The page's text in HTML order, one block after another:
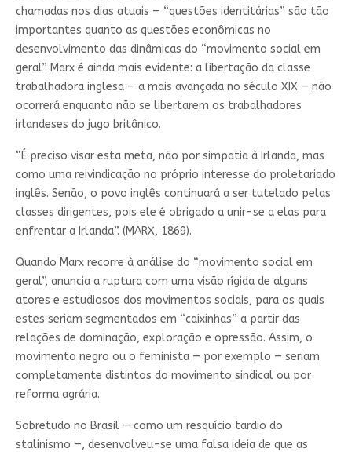
chamadas nos dias atuais — “questões identitárias” são tão
importantes quanto as questões econômicas no
desenvolvimento das dinâmicas do “movimento social em
geral”. Marx é ainda mais evidente: a libertação da classe
trabalhadora inglesa — a mais avançada no século XIX — não
ocorrerá enquanto não se libertarem os trabalhadores
irlandeses do jugo britânico.
“É preciso visar esta meta, não por simpatia à Irlanda, mas
como uma reivindicação no próprio interesse do proletariado
inglês. Senão, o povo inglês continuará a ser tutelado pelas
classes dirigentes, pois ele é obrigado a unir-se a elas para
enfrentar a Irlanda”. (MARX, 1869).
Quando Marx recorre à análise do “movimento social em
geral”, anuncia a ruptura com uma visão rígida de alguns
atores e estudiosos dos movimentos sociais, para os quais
estes seriam segmentados em “caixinhas” a partir das
relações de dominação, exploração e opressão. Assim, o
movimento negro ou o feminista — por exemplo — seriam
completamente distintos do movimento sindical ou por
reforma agrária.
Sobretudo no Brasil — como um resquício tardio do
stalinismo —, desenvolveu-se uma falsa ideia de que as